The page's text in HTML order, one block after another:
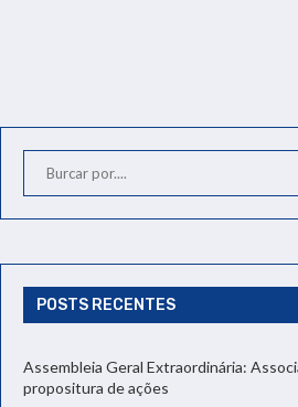
POSTS RECENTES
Assembleia Geral Extraordinária:
propositura de ações